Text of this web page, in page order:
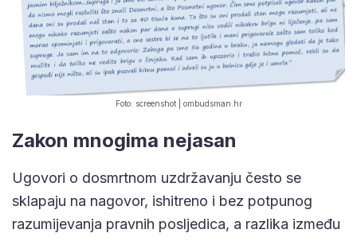
Foto: screenshot | ombudsman.hr
Zakon mnogima nejasan
Ugovori o dosmrtnom uzdržavanju često se
sklapaju na nagovor, ishitreno i bez potpunog
razumijevanja pravnih posljedica, a razlika između